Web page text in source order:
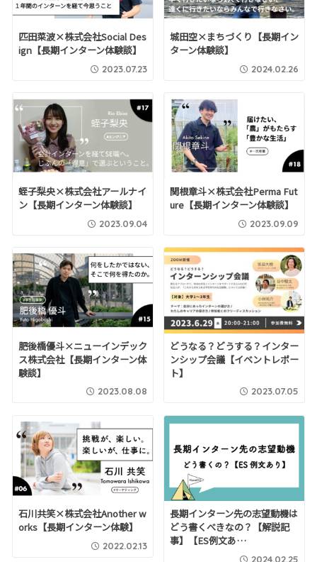
匹田菜波×株式会社Social Des
ign【長期インターン体験談】
2023.07.23
城田空×まちづくり【長期イン
ターン体験談】
2024.02.26
蛭子梨央×株式会社アールナイ
ン【長期インターン体験談】
2023.09.04
関根章斗×株式会社Perma Fut
ure【長期インターン体験談】
2023.09.09
肥後橋優斗×ニューインデック
ス株式会社【長期インターン体
験談】
2023.08.08
どうなる？どうする？インター
ンシップ会議【イベントレポー
ト】
2023.07.05
石川共笑×株式会社Another w
orks【長期インターン体験】
2022.02.13
長期インターン先の志望動機は
どう書くべきなの？【解説記
事】【ES例文あ…
2024.02.25